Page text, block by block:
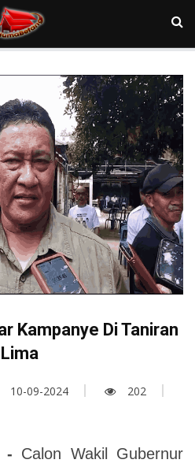
Kampanye Di Taniran
10-09-2024
202
- Calon Wakil Gubernur